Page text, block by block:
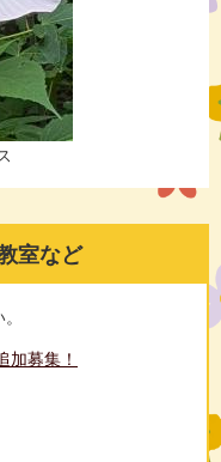
室など
加募集！